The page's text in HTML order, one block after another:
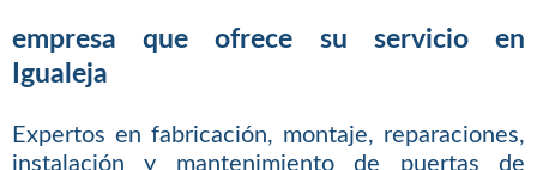
empresa que ofrece su servicio en
Igualeja
Expertos en fabricación, montaje, reparaciones,
instalación y mantenimiento de puertas de